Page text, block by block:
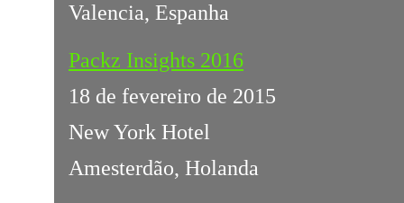
Valencia, Espanha
Packz Insights 2016
18 de fevereiro de 2015
New York Hotel
Amesterdão, Holanda